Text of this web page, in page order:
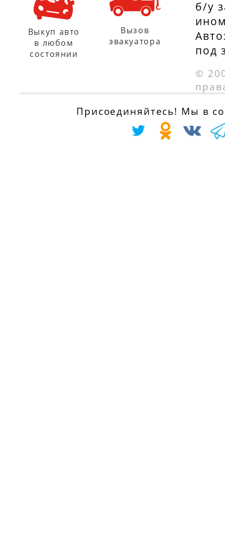
б/у
под
©
Выкуп авто
в любом
состоянии
Вызов
эвакуатора
Присоединяйтесь! Мы в